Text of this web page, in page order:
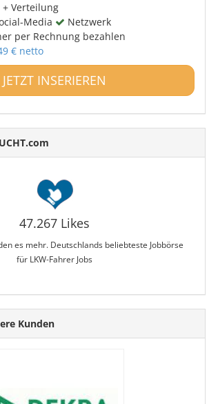
Verteilung
Media
Netzwerk
per Rechnung bezahlen
€ netto
JETZT INSERIEREN
47.267 Likes
es mehr. Deutschlands beliebteste Jobbörse
für LKW-Fahrer Jobs
Kunden